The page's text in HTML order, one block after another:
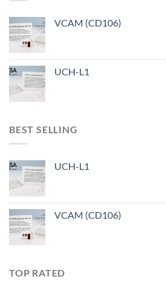
VCAM (CD106)
UCH-L1
BEST SELLING
UCH-L1
VCAM (CD106)
TOP RATED